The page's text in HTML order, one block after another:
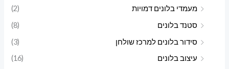
מעמדי בלונים דמויות
(2)
סטנד בלונים
(8)
סידור בלונים למרכז שולחן
(3)
עיצוב בלונים
(16)